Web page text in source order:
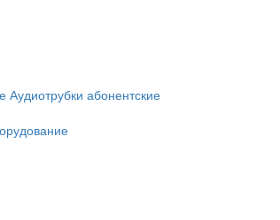
Аудиотрубки абонентские